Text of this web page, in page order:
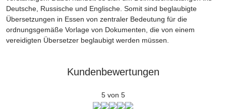
Deutsche, Russische und Englische. Somit sind beglaubigte
Übersetzungen in Essen von zentraler Bedeutung für die
ordnungsgemäße Vorlage von Dokumenten, die von einem
vereidigten Übersetzer beglaubigt werden müssen.
Kundenbewertungen
5 von 5